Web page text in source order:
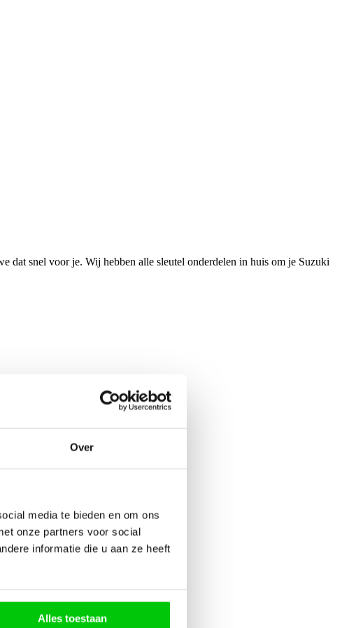
Over
media te bieden en om ons
onze partners voor social
informatie die u aan ze heeft
Alles toestaan
dat snel voor je. Wij hebben alle sleutel onderdelen in huis om je Suzuki